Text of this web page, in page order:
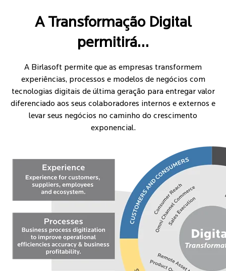
A Transformação Digital
permitirá…
A Birlasoft permite que as empresas transformem
experiências, processos e modelos de negócios com
tecnologias digitais de última geração para entregar valor
diferenciado aos seus colaboradores internos e externos e
levar seus negócios no caminho do crescimento
exponencial.